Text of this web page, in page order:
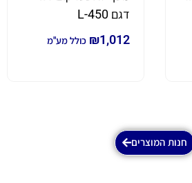
דגם L-450
₪1,012 כולל מע"מ
חנות המוצרים